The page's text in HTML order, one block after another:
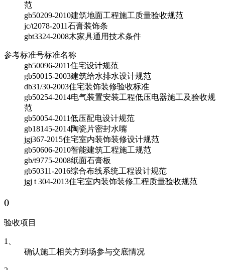
范
gb50209-2010建筑地面工程施工质量验收规范
jc/t2078-2011石膏装饰条
gbt3324-2008木家具通用技术条件
参考标准号标准名称
gb50096-2011住宅设计规范
gb50015-2003建筑给水排水设计规范
db31/30-2003住宅装饰装修验收标准
gb50254-2014电气装置安装工程低压电器施工及验收规
范
gb50054-2011低压配电设计规范
gb18145-2014陶瓷片密封水嘴
jgj367-2015住宅室内装饰装修设计规范
gb50606-2010智能建筑工程施工规范
gb/t9775-2008纸面石膏板
gb50311-2016综合布线系统工程设计规范
jgj t 304-2013住宅室内装饰装修工程质量验收规范
()
验收项目
1、
确认施工相关方到场参与交底情况